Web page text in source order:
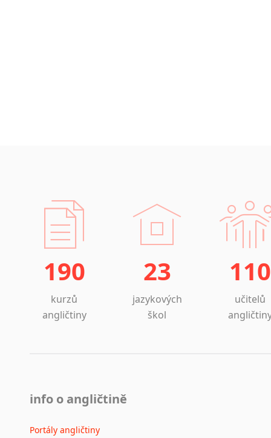
190
kurzů
angličtiny
23
jazykových
škol
110
učitelů
info o angličtině
Portály angličtiny